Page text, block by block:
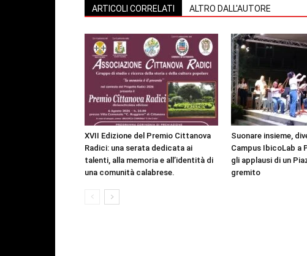
ARTICOLI CORRELATI ALTRO DALL'AUTORE
XVII Edizione del Premio Cittanova
Radici: una serata dedicata ai
talenti, alla memoria e all’identità di
una comunità calabrese.
Suonare insieme,
Campus IbicoLab a
gli applausi di un
gremito